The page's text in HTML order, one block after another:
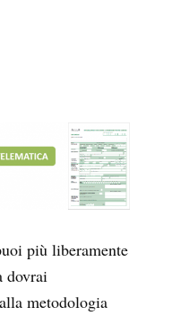
più liberamente
dovrai
metodologia